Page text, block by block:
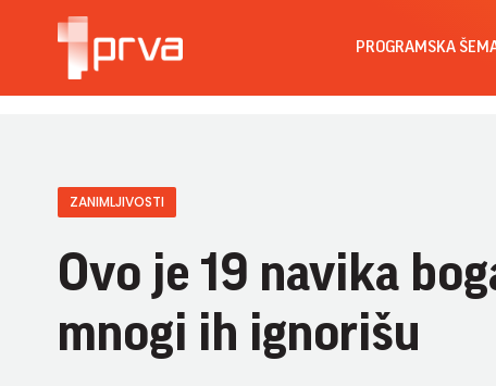
PROGRAMSKA
ZANIMLJIVOSTI
Ovo je 19 navika
mnogi ih ignorišu